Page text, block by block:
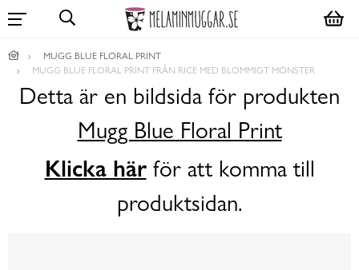
MUGG BLUE FLORAL PRINT
MUGG BLUE FLORAL PRINT FRÅN RICE MED BLOMMIGT MÖNSTER
Detta är en bildsida för produkten
Mugg Blue Floral Print
Klicka härför att komma till
produktsidan.